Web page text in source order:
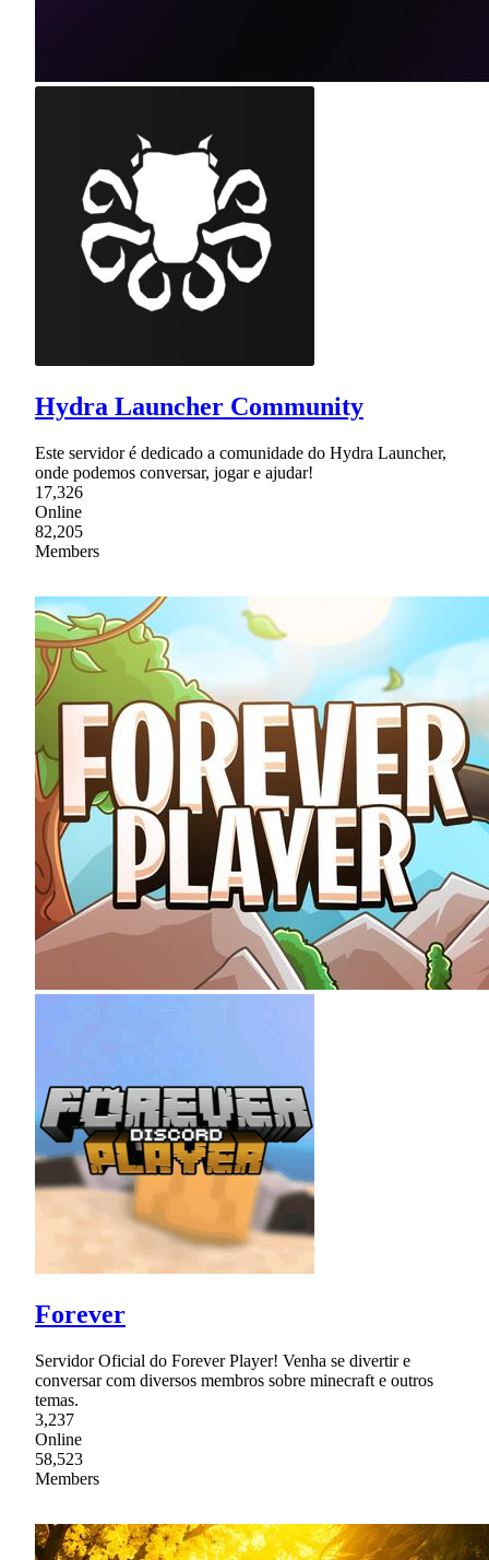
Hydra Launcher Community
Este servidor é dedicado a comunidade do Hydra Launcher,
onde podemos conversar, jogar e ajudar!
17,326
Online
82,205
Members
Forever
Servidor Oficial do Forever Player! Venha se divertir e
conversar com diversos membros sobre minecraft e outros
temas.
3,237
Online
58,523
Members